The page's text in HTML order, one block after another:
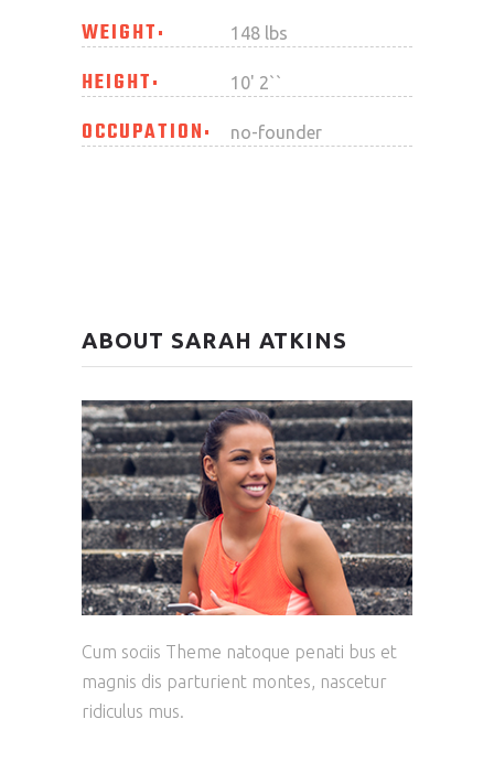
WEIGHT 148 lbs
HEIGHT 10' 2``
OCCUPATION no-founder
ABOUT SARAH ATKINS
Cum sociis Theme natoque penati bus et
magnis dis parturient montes, nascetur
ridiculus mus.